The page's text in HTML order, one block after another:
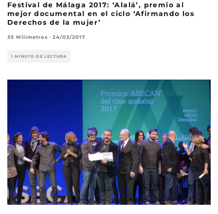
Festival de Málaga 2017: ‘Alalá’, premio al
mejor documental en el ciclo ‘Afirmando los
Derechos de la mujer’
35 Milímetros · 24/03/2017
1 MINUTO DE LECTURA